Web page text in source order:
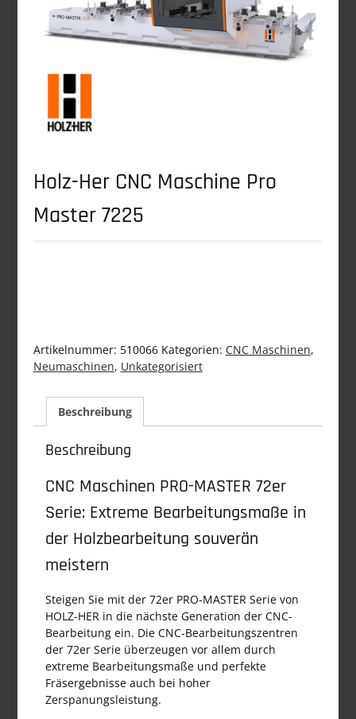
Holz-Her CNC Maschine Pro
Master 7225
Artikelnummer: 510066 Kategorien: CNC Maschinen,
Neumaschinen, Unkategorisiert
Beschreibung
Beschreibung
CNC Maschinen PRO-MASTER 72er
Serie: Extreme Bearbeitungsmaße in
der Holzbearbeitung souverän
meistern
Steigen Sie mit der 72er PRO-MASTER Serie von
HOLZ-HER in die nächste Generation der CNC-
Bearbeitung ein. Die CNC-Bearbeitungszentren
der 72er Serie überzeugen vor allem durch
extreme Bearbeitungsmaße und perfekte
Fräsergebnisse auch bei hoher
Zerspanungsleistung.